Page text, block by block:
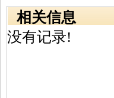
相关信息
没有记录!